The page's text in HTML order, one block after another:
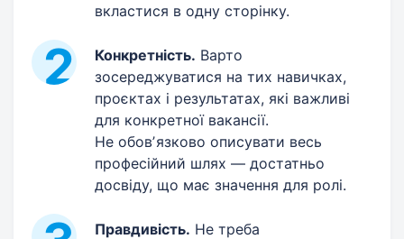
вкластися в одну сторінку.
Конкретність. Варто
зосереджуватися на тих навичках,
проєктах і результатах, які важливі
для конкретної вакансії.
Не обовʼязково описувати весь
професійний шлях — достатньо
досвіду, що має значення для ролі.
Правдивість. Не треба